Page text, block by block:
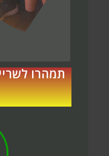
תמהרו